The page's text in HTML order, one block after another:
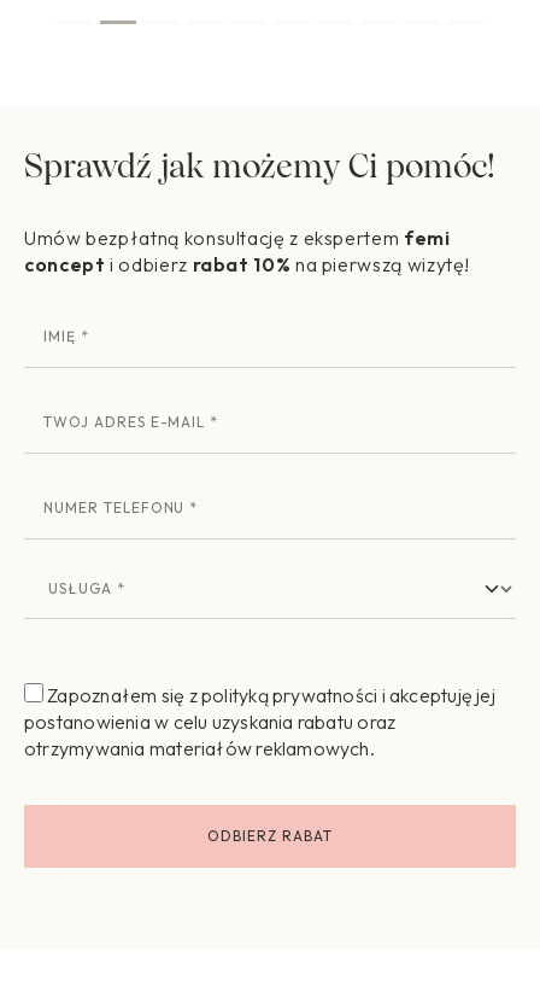
Sprawdź jak możemy Ci pomóc!
Umów bezpłatną konsultację z ekspertem femi
concept i odbierz rabat 10% na pierwszą wizytę!
Zapoznałem się z polityką prywatności i akceptuję jej
postanowienia w celu uzyskania rabatu oraz
otrzymywania materiałów reklamowych.